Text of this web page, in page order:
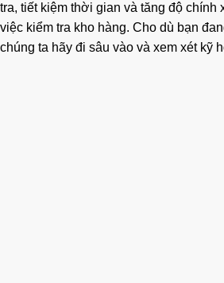
tra, tiết kiệm thời gian và tăng độ chính
việc kiểm tra kho hàng. Cho dù bạn
chúng ta hãy đi sâu vào và xem xét kỹ